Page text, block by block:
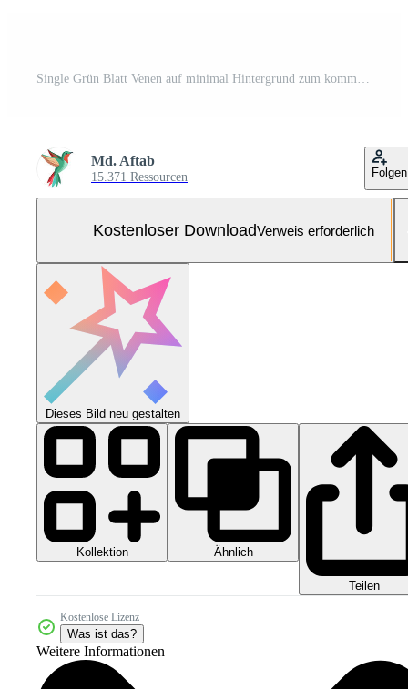
Single Grün Blatt Venen auf minimal Hintergrund zum kommerziell Design Kostenloses Foto
Md. Aftab
15.371 Ressourcen Folgen
Kostenloser DownloadVerweis erforderlich
Dieses Bild neu gestalten
Kollektion Ähnlich
Teilen
Kostenlose Lizenz
Was ist das?
Weitere Informationen